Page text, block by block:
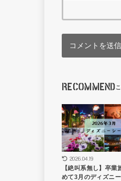
RECOMMEND
2026.04.19
【絶叫系無し】卒業
めて3月のディズニ